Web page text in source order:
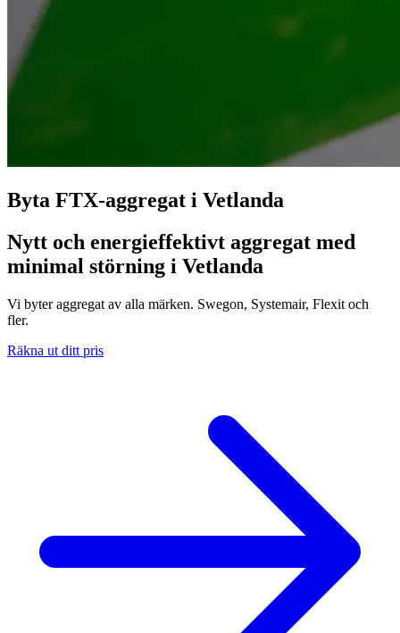
Byta FTX-aggregat i Vetlanda
Nytt och energieffektivt aggregat med
minimal störning i Vetlanda
Vi byter aggregat av alla märken. Swegon, Systemair, Flexit och
fler.
Räkna ut ditt pris